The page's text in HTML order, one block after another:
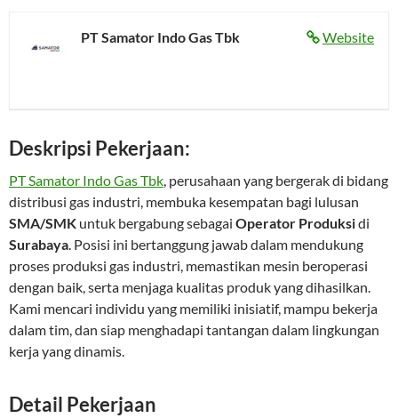
Website
PT Samator Indo Gas Tbk
Deskripsi Pekerjaan:
PT Samator Indo Gas Tbk, perusahaan yang bergerak di bidang
distribusi gas industri, membuka kesempatan bagi lulusan
SMA/SMK untuk bergabung sebagai Operator Produksidi
Surabaya. Posisi ini bertanggung jawab dalam mendukung
proses produksi gas industri, memastikan mesin beroperasi
dengan baik, serta menjaga kualitas produk yang dihasilkan.
Kami mencari individu yang memiliki inisiatif, mampu bekerja
dalam tim, dan siap menghadapi tantangan dalam lingkungan
kerja yang dinamis.
Detail Pekerjaan